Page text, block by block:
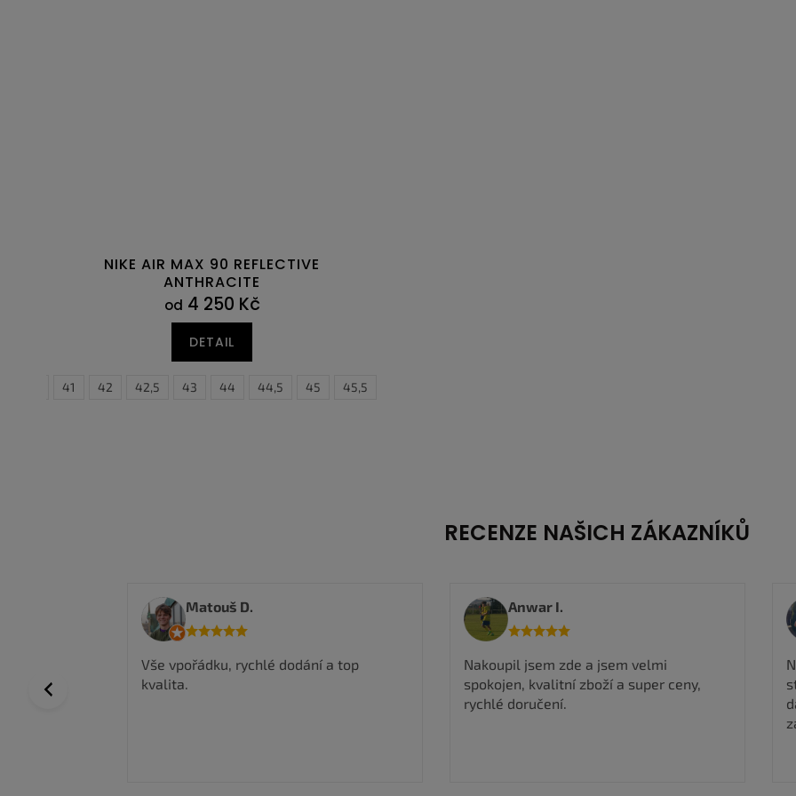
NIKE AIR MAX 90 REFLECTIVE
ANTHRACITE
od 4 250 Kč
DETAIL
41 42 42,5 43 44 44,5 45 45,5
RECENZE NAŠICH ZÁKAZNÍKŮ
Previous
Anwar I.
Nakoupil jsem zde a jsem velmi
spokojen, kvalitní zboží a super ceny,
Viktorie M.
Nadmíru spokojena, rychlé odeslání, boty
stejné jak na fotografii takže můžu jen
dál doporučit a určitě si ještě nějaké boty